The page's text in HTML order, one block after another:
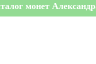
монет